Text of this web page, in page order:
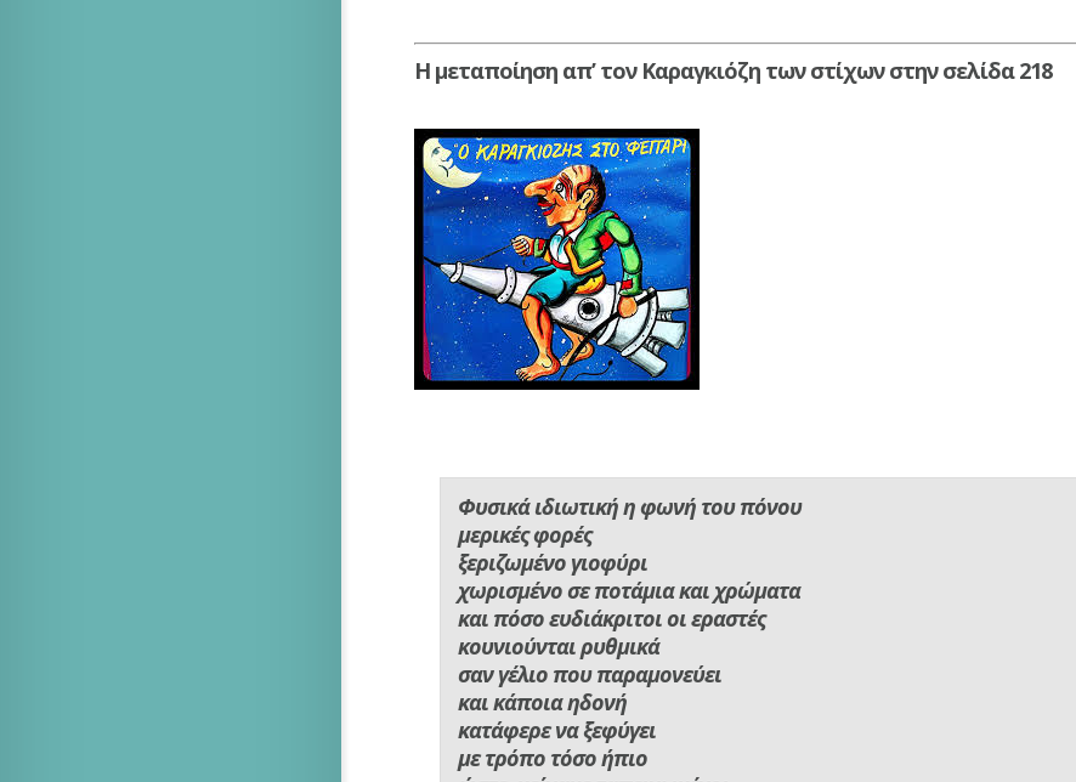
Η μεταποίηση απ’ τον Καραγκιόζη των στίχων στην σελίδα 218
Φυσικά ιδιωτική η φωνή του πόνου
μερικές φορές
ξεριζωμένο γιοφύρι
χωρισμένο σε ποτάμια και χρώματα
και πόσο ευδιάκριτοι οι εραστές
κουνιούνται ρυθμικά
σαν γέλιο που παραμονεύει
και κάποια ηδονή
κατάφερε να ξεφύγει
με τρόπο τόσο ήπιο